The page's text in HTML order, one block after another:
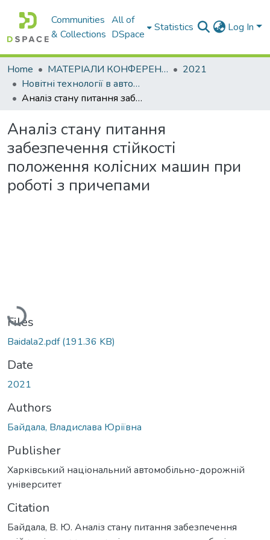
Communities
& Collections
All of
DSpace
Statistics Log In
Home МАТЕРІАЛИ КОНФЕРЕНЦІЙ
2021
Новітні технології в автомобілебудуванні, транспорті та при підготовці фахівців
Аналіз стану питання забезпечення стійкості положення колісних машин при роботі з причепами
Аналіз стану питання
забезпечення стійкості
положення колісних машин при
роботі з причепами
Loading...
Files
Baidala2.pdf(191.36 KB)
Date
2021
Authors
Байдала, Владислава Юріївна
Publisher
Харківський національний автомобільно-дорожній
університет
Citation
Байдала, В. Ю. Аналіз стану питання забезпечення